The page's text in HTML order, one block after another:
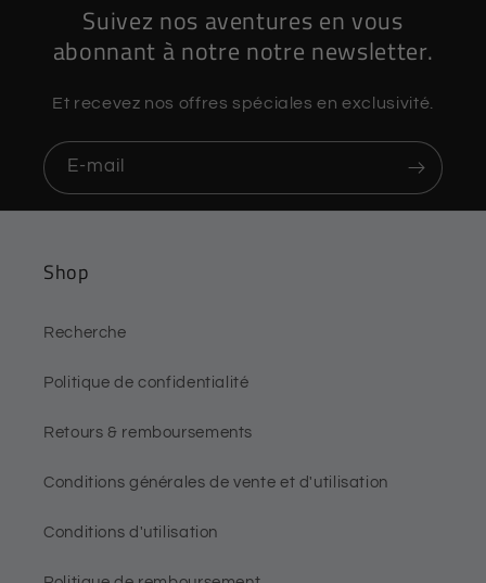
Suivez nos aventures en vous
abonnant à notre notre newsletter.
Et recevez nos offres spéciales en exclusivité.
E-mail
Shop
Recherche
Politique de confidentialité
Retours & remboursements
Conditions générales de vente et d'utilisation
Conditions d'utilisation